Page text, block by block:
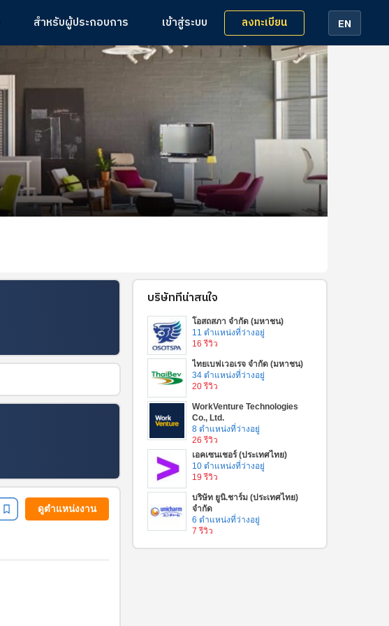
สำหรับผู้ประกอบการ เข้าสู่ระบบ ลงทะเบียน EN
ดูตำแหน่งงาน
บริษัทที่น่าสนใจ
โอสถสภา จำกัด (มหาชน)
11 ตำแหน่งที่ว่างอยู่
16 รีวิว
ไทยเบฟเวอเรจ จำกัด (มหาชน)
34 ตำแหน่งที่ว่างอยู่
20 รีวิว
WorkVenture Technologies
Co., Ltd.
8 ตำแหน่งที่ว่างอยู่
26 รีวิว
เอคเซนเชอร์ (ประเทศไทย)
10 ตำแหน่งที่ว่างอยู่
19 รีวิว
บริษัท ยูนิ.ชาร์ม (ประเทศไทย)
จำกัด
6 ตำแหน่งที่ว่างอยู่
7 รีวิว